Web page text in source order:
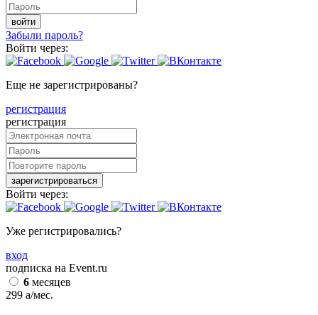
войти
Забыли пароль?
Войти через:
Еще не зарегистрированы?
регистрация
регистрация
зарегистрироваться
Войти через:
Уже регистрировались?
вход
подписка на Event.ru
6 месяцев
299 a/мес.